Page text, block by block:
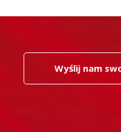
Wyślij nam